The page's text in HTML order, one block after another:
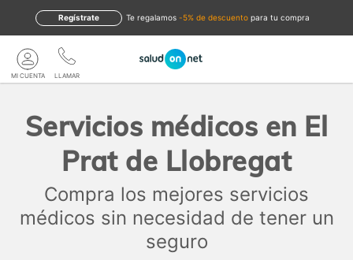
te regalamos -5% de descuento para tu compra
Regístrate
LLAMAR
MI CUENTA
Servicios médicos en El
Prat de Llobregat
Compra los mejores servicios
médicos sin necesidad de tener un
seguro